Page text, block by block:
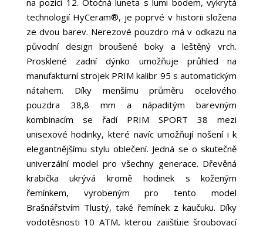
technologií HyCeram®, je poprvé v historii složena
ze dvou barev. Nerezové pouzdro má v odkazu na
původní design broušené boky a leštěný vrch.
Prosklené zadní dýnko umožňuje průhled na
manufakturní strojek PRIM kalibr 95 s automatickým
nátahem. Díky menšímu průměru ocelového
pouzdra 38,8 mm a nápaditým barevným
kombinacím se řadí PRIM SPORT 38 mezi
unisexové hodinky, které navíc umožňují nošení i k
elegantnějšímu stylu oblečení. Jedná se o skutečně
univerzální model pro všechny generace. Dřevěná
krabička ukrývá kromě hodinek s koženým
řemínkem, vyrobeným pro tento model
Brašnářstvím Tlustý, také řemínek z kaučuku. Díky
vodotěsnosti 10 ATM, kterou zajišťuje šroubovací